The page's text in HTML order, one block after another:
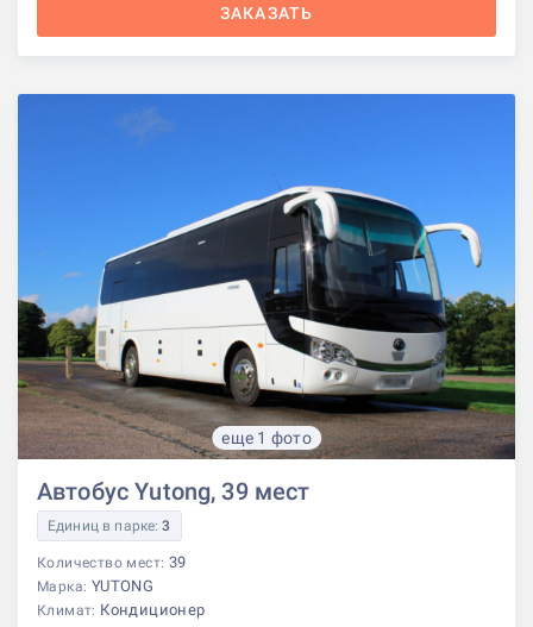
ЗАКАЗАТЬ
еще 1 фото
Автобус Yutong, 39 мест
Единиц в парке:3
Количество мест: 39
Марка: YUTONG
Климат: Кондиционер